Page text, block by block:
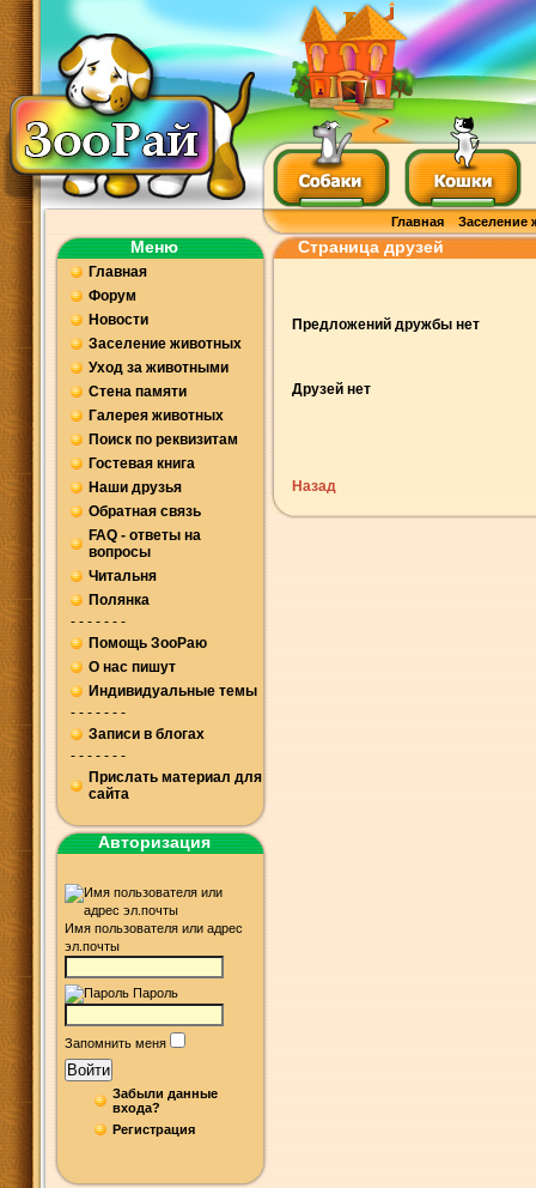
Главная Заселение
Меню
Главная
Форум
Новости
Заселение животных
Уход за животными
Стена памяти
Галерея животных
Поиск по реквизитам
Гостевая книга
Наши друзья
Обратная связь
FAQ - ответы на
вопросы
Читальня
Полянка
- - - - - - -
Помощь ЗооРаю
О нас пишут
Индивидуальные темы
- - - - - - -
Записи в блогах
- - - - - - -
Прислать материал для
сайта
Авторизация
Имя пользователя или адрес
эл.почты
Пароль
Запомнить меня
Войти
Забыли данные
входа?
Регистрация
Страница друзей
Предложений дружбы нет
Друзей нет
Назад